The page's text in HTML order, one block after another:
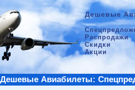
Дешевые
Распродажи
Скидки
Акции
Дешевые Авиабилеты: